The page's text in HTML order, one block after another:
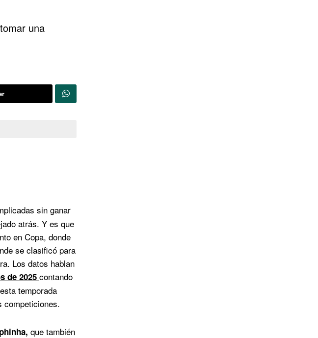
una
sin ganar
atrás. Y es que
en Copa, donde
se clasificó para
Los datos hablan
de 2025 contando
temporada
competiciones.
que también